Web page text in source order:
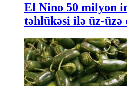
El Nino 50 milyon
təhlükəsi ilə üz-